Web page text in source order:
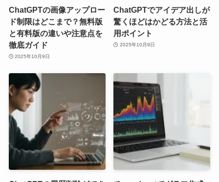
ChatGPTの画像アップロー
ド制限はどこまで？無料版
と有料版の違いや注意点を
徹底ガイド
2025年10月9日
ChatGPTでアイデア出しが
驚くほどはかどる方法と活
用ポイント
2025年10月9日